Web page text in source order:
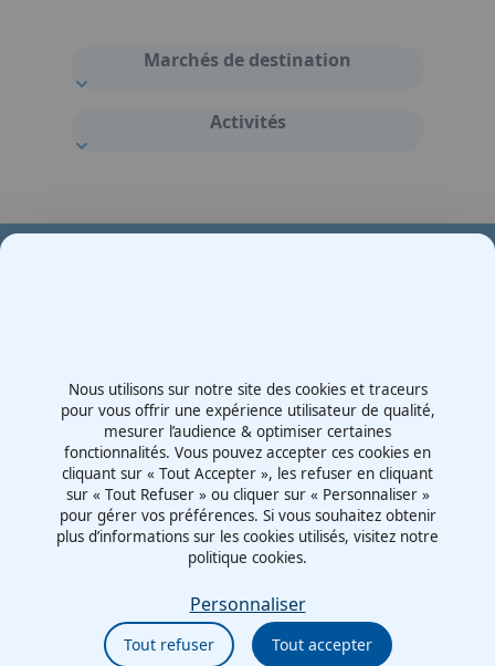
Marchés de destination
Activités
Contactez-nous
Route d'Irigny, Z.I. Nord
69530 - Brignais
France
Politiques de confidentialité
Nous utilisons sur notre site des cookies et traceurs
pour vous offrir une expérience utilisateur de qualité,
mesurer l’audience & optimiser certaines
fonctionnalités. Vous pouvez accepter ces cookies en
cliquant sur « Tout Accepter », les refuser en cliquant
sur « Tout Refuser » ou cliquer sur « Personnaliser »
pour gérer vos préférences. Si vous souhaitez obtenir
plus d’informations sur les cookies utilisés, visitez notre
politique cookies.
Tout accepter
Tout refuser
Personnaliser